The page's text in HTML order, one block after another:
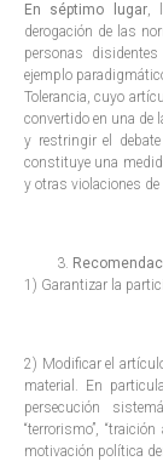
En séptimo lugar,
derogación de las
personas
ejemplo
Tolerancia, cuyo
convertido en una de
y restringir el
constituye una
y otras violaciones
1) Garantizar la
2) Modificar el
material. En
persecución
“terrorismo”,
motivación política